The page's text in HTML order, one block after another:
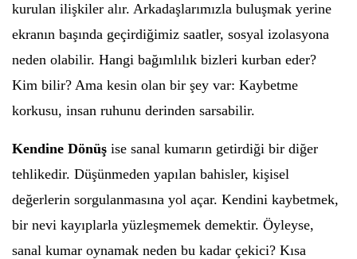
kurulan ilişkiler alır. Arkadaşlarımızla buluşmak yerine
ekranın başında geçirdiğimiz saatler, sosyal izolasyona
neden olabilir. Hangi bağımlılık bizleri kurban eder?
Kim bilir? Ama kesin olan bir şey var: Kaybetme
korkusu, insan ruhunu derinden sarsabilir.
Kendine Dönüş ise sanal kumarın getirdiği bir diğer
tehlikedir. Düşünmeden yapılan bahisler, kişisel
değerlerin sorgulanmasına yol açar. Kendini kaybetmek,
bir nevi kayıplarla yüzleşmemek demektir. Öyleyse,
sanal kumar oynamak neden bu kadar çekici? Kısa